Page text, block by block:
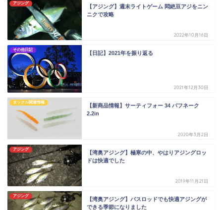
アジング
【アジング】週末ライトゲーム 悶絶豆アジをニン
ニクで攻略
2022年10月16日
その他日記
【日記】2021年を振り返る
2021年12月30日
タックル関連情報
【新商品情報】サーティフォー 34 パフネーク
2.2in
2020年3月2日
アジング
【湾奥アジング】極寒の中、やはりアジングロッ
ドは快適でした
2019年11月21日
アジング
【湾奥アジング】バスロッドでも快適アジングが
できる季節になりました